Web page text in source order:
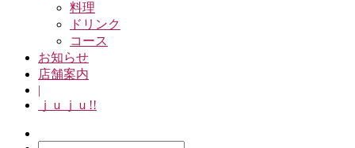
料理
ドリンク
コース
お知らせ
店舗案内
|
ｊｕｊｕ!!